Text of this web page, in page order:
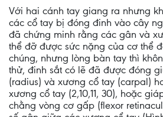
Với hai cánh tay giang ra nhưng
các cổ tay bị đóng đinh vào cây
đã chứng minh rằng các gân và
thể đỡ được sức nặng của cơ thể
chúng, nhưng lòng bàn tay thì
thử, đinh sắt có lẽ đã được đóng
(radius) và xương cổ tay (carpal)
xương cổ tay (2,10,11, 30), hoặc
chằng vòng cơ gấp (flexor